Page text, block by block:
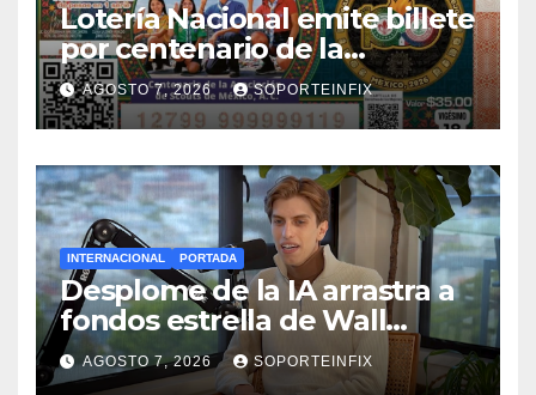
Lotería Nacional emite billete
por centenario de la
Asociación de Scouts en
México
AGOSTO 7, 2026 SOPORTEINFIX
INTERNACIONAL PORTADA
Desplome de la IA arrastra a
fondos estrella de Wall
Street
AGOSTO 7, 2026 SOPORTEINFIX